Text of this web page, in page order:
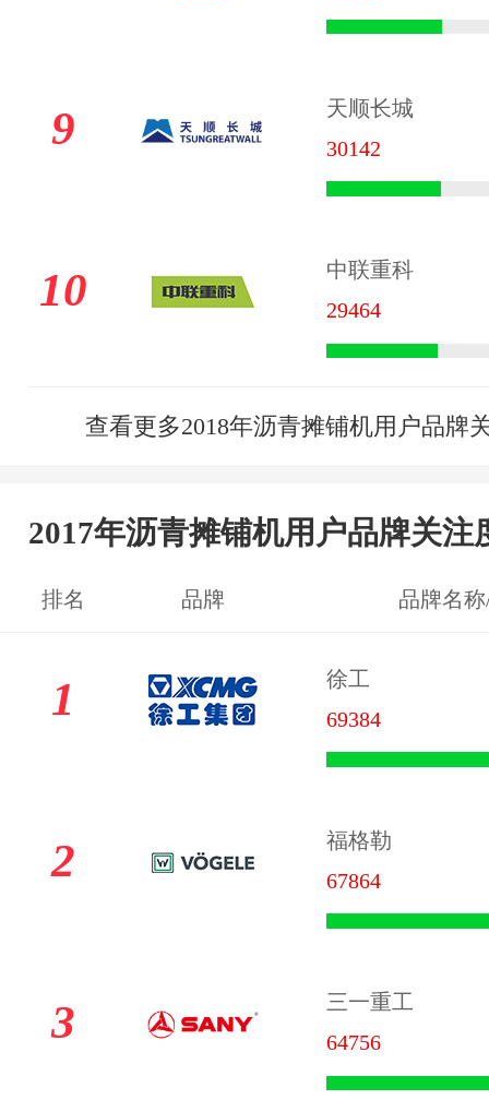
9
天顺长城
30142
10
中联重科
29464
查看更多2018年沥青摊铺机用户品牌
2017年沥青摊铺机用户品牌关注
排名 品牌 品牌名
1
徐工
69384
2
福格勒
67864
3
三一重工
64756